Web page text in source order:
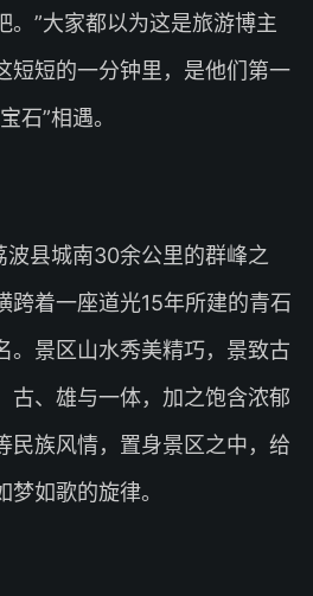
。”大家都以为这是旅游博主
短短的一分钟里，是他们第一
石”相遇。
波县城南30余公里的群峰之
跨着一座道光15年所建的青石
。景区山水秀美精巧，景致古
古、雄与一体，加之饱含浓郁
民族风情，置身景区之中，给
如歌的旋律。